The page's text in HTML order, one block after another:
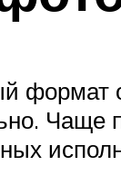
Чаще